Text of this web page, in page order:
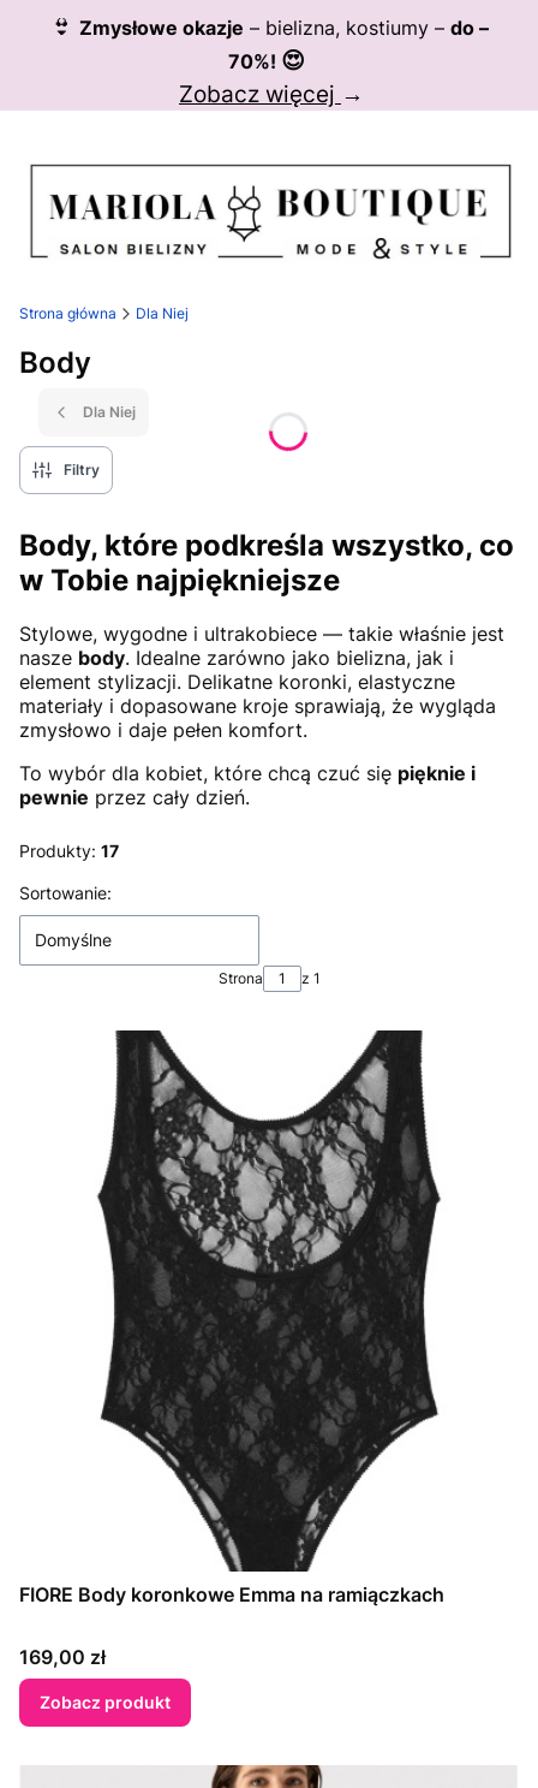
👙 Zmysłowe okazje – bielizna, kostiumy – do –
70%! 😍
Zobacz więcej →
Strona główna Dla Niej
Body
Dla Niej
Filtry
Body, które podkreśla wszystko, co
w Tobie najpiękniejsze
Stylowe, wygodne i ultrakobiece — takie właśnie jest
nasze body. Idealne zarówno jako bielizna, jak i
element stylizacji. Delikatne koronki, elastyczne
materiały i dopasowane kroje sprawiają, że wygląda
zmysłowo i daje pełen komfort.
To wybór dla kobiet, które chcą czuć się pięknie i
pewnie przez cały dzień.
Produkty: 17
Lista produktów
Sortowanie:
Domyślne
Strona z 1
FIORE Body koronkowe Emma na ramiączkach
Cena
169,00 zł
Zobacz produkt